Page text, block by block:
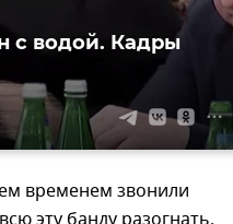
с водой. Кадры
временем звонили